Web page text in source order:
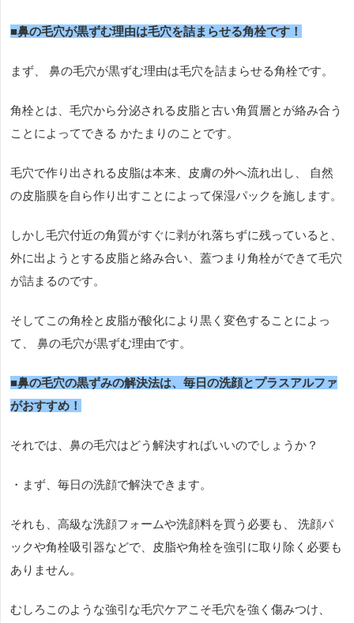
■鼻の毛穴が黒ずむ理由は毛穴を詰まらせる角栓です！
まず、 鼻の毛穴が黒ずむ理由は毛穴を詰まらせる角栓です。
角栓とは、毛穴から分泌される皮脂と古い角質層とが絡み合う
ことによってできる かたまりのことです。
毛穴で作り出される皮脂は本来、皮膚の外へ流れ出し、 自然
の皮脂膜を自ら作り出すことによって保湿パックを施します。
しかし毛穴付近の角質がすぐに剥がれ落ちずに残っていると、
外に出ようとする皮脂と絡み合い、蓋つまり角栓ができて毛穴
が詰まるのです。
そしてこの角栓と皮脂が酸化により黒く変色することによっ
て、 鼻の毛穴が黒ずむ理由です。
■鼻の毛穴の黒ずみの解決法は、毎日の洗顔とプラスアルファ
がおすすめ！
それでは、鼻の毛穴はどう解決すればいいのでしょうか？
・まず、毎日の洗顔で解決できます。
それも、高級な洗顔フォームや洗顔料を買う必要も、 洗顔パ
ックや角栓吸引器などで、皮脂や角栓を強引に取り除く必要も
ありません。
むしろこのような強引な毛穴ケアこそ毛穴を強く傷みつけ、